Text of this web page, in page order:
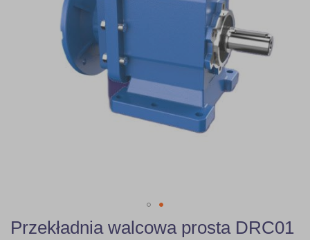
Skip
toPrzekładnia walcowa prosta DRC01